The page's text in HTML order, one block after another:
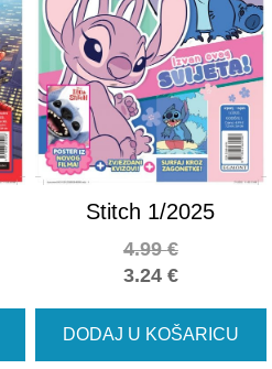
Stitch 1/2025
3.24 €
4.99€
DODAJ U KOŠARICU